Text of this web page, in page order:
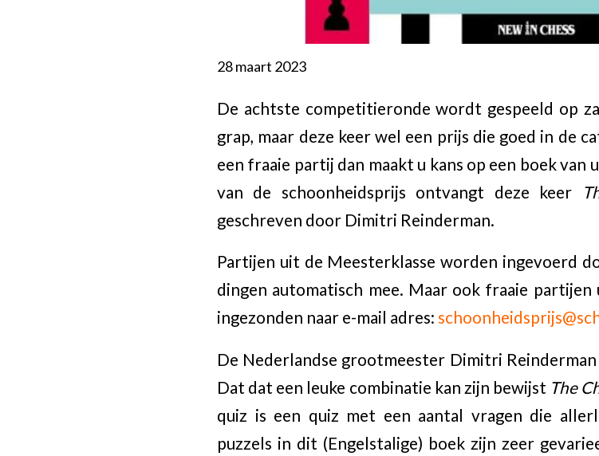
28 maart 2023
De achtste competitieronde wordt gespeeld op
grap, maar deze keer wel een prijs die goed in de
een fraaie partij dan maakt u kans op een boek van
van de schoonheidsprijs ontvangt deze keer
geschreven door Dimitri Reinderman.
Partijen uit de Meesterklasse worden ingevoerd
dingen automatisch mee. Maar ook fraaie
ingezonden naar e-mail adres:
De Nederlandse grootmeester Dimitri Reinderman
Dat dat een leuke combinatie kan zijn bewijst The
quiz is een quiz met een aantal vragen die
puzzels in dit (Engelstalige) boek zijn zeer